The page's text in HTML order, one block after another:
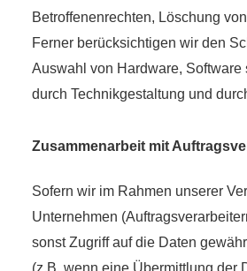
Betroffenenrechten, Löschung
Ferner berücksichtigen wir den
Auswahl von Hardware,
durch Technikgestaltung und
Zusammenarbeit mit
Sofern wir im Rahmen unserer
Unternehmen
sonst Zugriff auf die Daten
(z.B. wenn eine Übermittlung der